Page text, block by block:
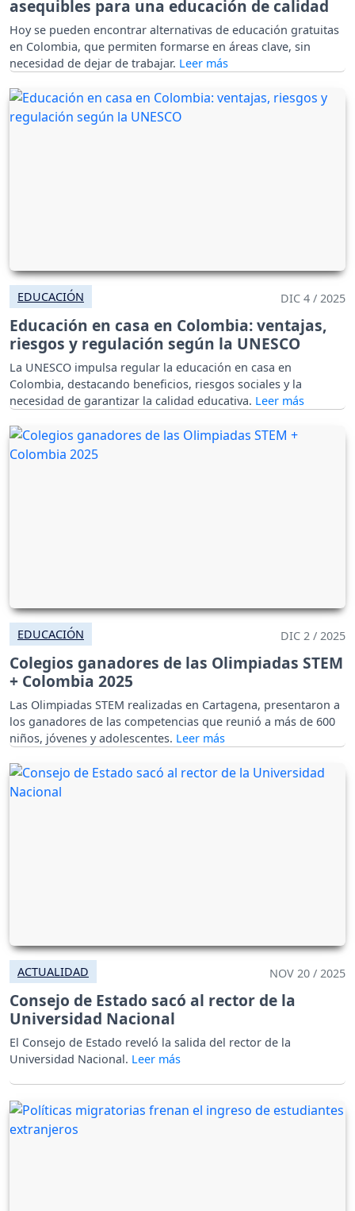
asequibles para una educación de calidad
Hoy se pueden encontrar alternativas de educación gratuitas
en Colombia, que permiten formarse en áreas clave, sin
necesidad de dejar de trabajar.
EDUCACIÓN DIC 4 / 2025
Educación en casa en Colombia: ventajas,
riesgos y regulación según la UNESCO
La UNESCO impulsa regular la educación en casa en
Colombia, destacando beneficios, riesgos sociales y la
necesidad de garantizar la calidad educativa.
EDUCACIÓN DIC 2 / 2025
Colegios ganadores de las Olimpiadas STEM
+ Colombia 2025
Las Olimpiadas STEM realizadas en Cartagena, presentaron a
los ganadores de las competencias que reunió a más de 600
niños, jóvenes y adolescentes.
ACTUALIDAD NOV 20 / 2025
Consejo de Estado sacó al rector de la
Universidad Nacional
El Consejo de Estado reveló la salida del rector de la
Universidad Nacional.